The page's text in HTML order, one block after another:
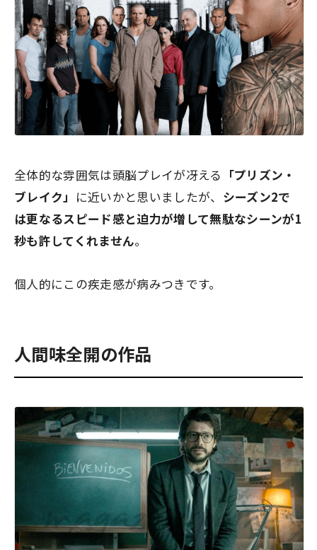
全体的な雰囲気は頭脳プレイが冴える 「プリズン・
ブレイク」 に近いかと思いましたが、 シーズン2で
は更なるスピード感と迫力が増して無駄なシーンが1
秒も許してくれません。
個人的にこの疾走感が病みつきです。
人間味全開の作品